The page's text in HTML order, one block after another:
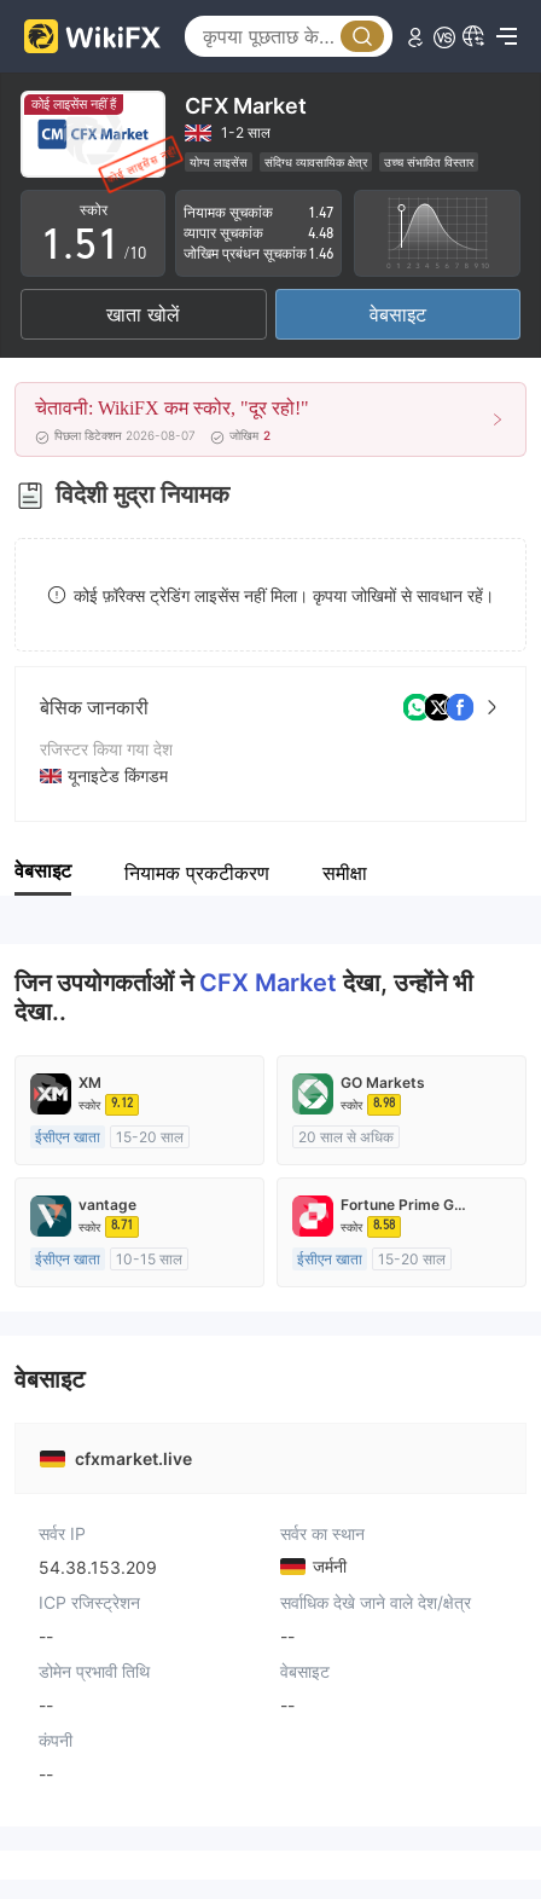
कोई लाइसेंस नहीं हैं CFX Market
1-2 साल
योग्य लाइसेंस संदिग्ध व्यावसायिक क्षेत्र उच्च संभावित विस्तार
स्कोर
0
1
2
3
4
5
6
7
8
.
1
2
3
4
5
6
7
8
9
0
1
2
3
4
5
6
7
8
/10
नियामक सूचकांक
1.47
व्यापार सूचकांक
4.48
जोखिम प्रबंधन सूचकांक1.46
खाता खोलें वेबसाइट
चेतावनी: WikiFX कम स्कोर, "दूर रहो!"
पिछला डिटेक्शन 2026-08-07 जोखिम 2
विदेशी मुद्रा नियामक
कोई फ़ॉरेक्स ट्रेडिंग लाइसेंस नहीं मिला। कृपया जोखिमों से सावधान रहें।
बेसिक जानकारी
रजिस्टर किया गया देश
यूनाइटेड किंगडम
कंपनी का नाम
वेबसाइट नियामक प्रकटीकरण समीक्षा
जिन उपयोगकर्ताओं नेCFX Marketदेखा, उन्होंने भी
देखा..
XM
स्कोर 9.12
ईसीएन खाता
15-20 साल
मार्केट मेकिंग (एमएम)
मुख्य-लेबल MT4
GO Markets
स्कोर 8.98
20 साल से अधिक
मार्केट मेकिंग (एमएम)
vantage
स्कोर 8.71
ईसीएन खाता
10-15 साल
Fortune Prime Global
स्कोर 8.58
ईसीएन खाता
15-20 साल
वेबसाइट
cfxmarket.live
सर्वर IP
54.38.153.209
सर्वर का स्थान
जर्मनी
ICP रजिस्ट्रेशन
--
सर्वाधिक देखे जाने वाले देश/क्षेत्र
--
डोमेन प्रभावी तिथि
--
वेबसाइट
--
कंपनी
--